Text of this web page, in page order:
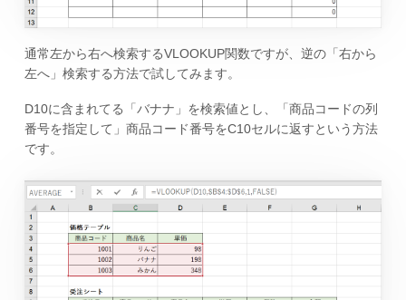
通常左から右へ検索するVLOOKUP関数ですが、逆の「右から
左へ」検索する方法で試してみます。
D10に含まれてる「バナナ」を検索値とし、「商品コードの列
番号を指定して」商品コード番号をC10セルに返すという方法
です。